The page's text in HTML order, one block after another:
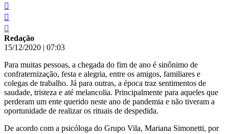
Redação
15/12/2020 | 07:03
Para muitas pessoas, a chegada do fim de ano é sinônimo de
confraternização, festa e alegria, entre os amigos, familiares e
colegas de trabalho. Já para outras, a época traz sentimentos de
saudade, tristeza e até melancolia. Principalmente para aqueles que
perderam um ente querido neste ano de pandemia e não tiveram a
oportunidade de realizar os rituais de despedida.
De acordo com a psicóloga do Grupo Vila, Mariana Simonetti, por